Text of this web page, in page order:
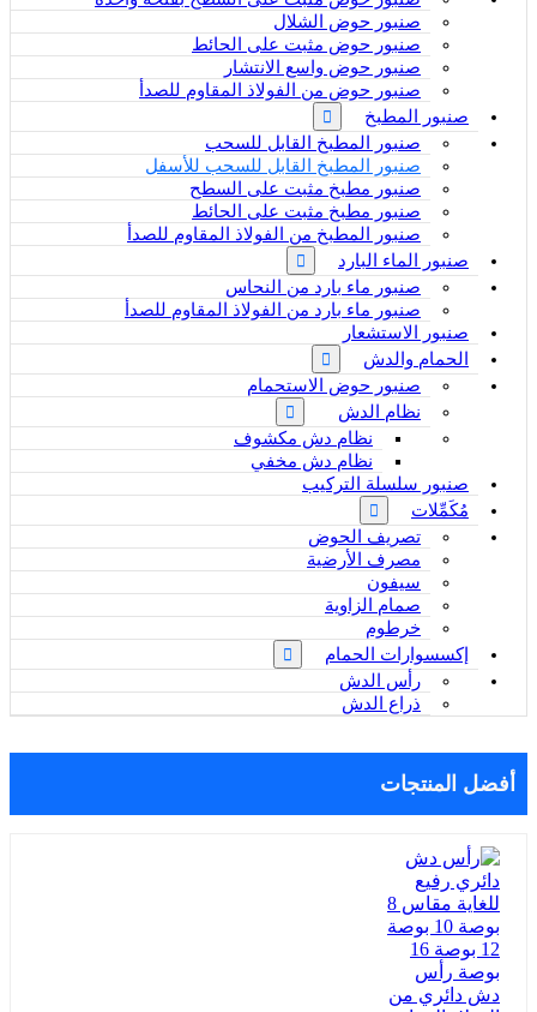
صنبور حوض الشلال
صنبور حوض مثبت على الحائط
صنبور حوض واسع الانتشار
صنبور حوض من الفولاذ المقاوم للصدأ
صنبور المطبخ
صنبور المطبخ القابل للسحب
صنبور المطبخ القابل للسحب للأسفل
صنبور مطبخ مثبت على السطح
صنبور مطبخ مثبت على الحائط
صنبور المطبخ من الفولاذ المقاوم للصدأ
صنبور الماء البارد
صنبور ماء بارد من النحاس
صنبور ماء بارد من الفولاذ المقاوم للصدأ
صنبور الاستشعار
الحمام والدش
صنبور حوض الاستحمام
نظام الدش
نظام دش مكشوف
نظام دش مخفي
صنبور سلسلة التركيب
مُكَمِّلات
تصريف الحوض
مصرف الأرضية
سيفون
صمام الزاوية
خرطوم
إكسسوارات الحمام
رأس الدش
ذراع الدش
أفضل المنتجات